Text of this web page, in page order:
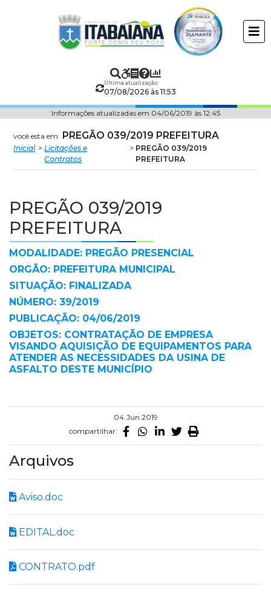
Prefeitura
Municipal
Itabaiana
Última atualização:
07/08/2026 às 11:53
Informações atualizadas em 04/06/2019 às 12:45
você esta em: PREGÃO 039/2019 PREFEITURA
Inicial
Licitações e
Contratos
PREGÃO 039/2019
PREFEITURA
PREGÃO 039/2019
PREFEITURA
MODALIDADE: PREGÃO PRESENCIAL
ORGÃO: PREFEITURA MUNICIPAL
SITUAÇÃO: FINALIZADA
NÚMERO: 39/2019
PUBLICAÇÃO: 04/06/2019
OBJETOS: CONTRATAÇÃO DE EMPRESA
VISANDO AQUISIÇÃO DE EQUIPAMENTOS PARA
ATENDER AS NECESSIDADES DA USINA DE
ASFALTO DESTE MUNICÍPIO
04.Jun.2019
compartilhar:
Arquivos
Aviso.doc
EDITAL.doc
CONTRATO.pdf